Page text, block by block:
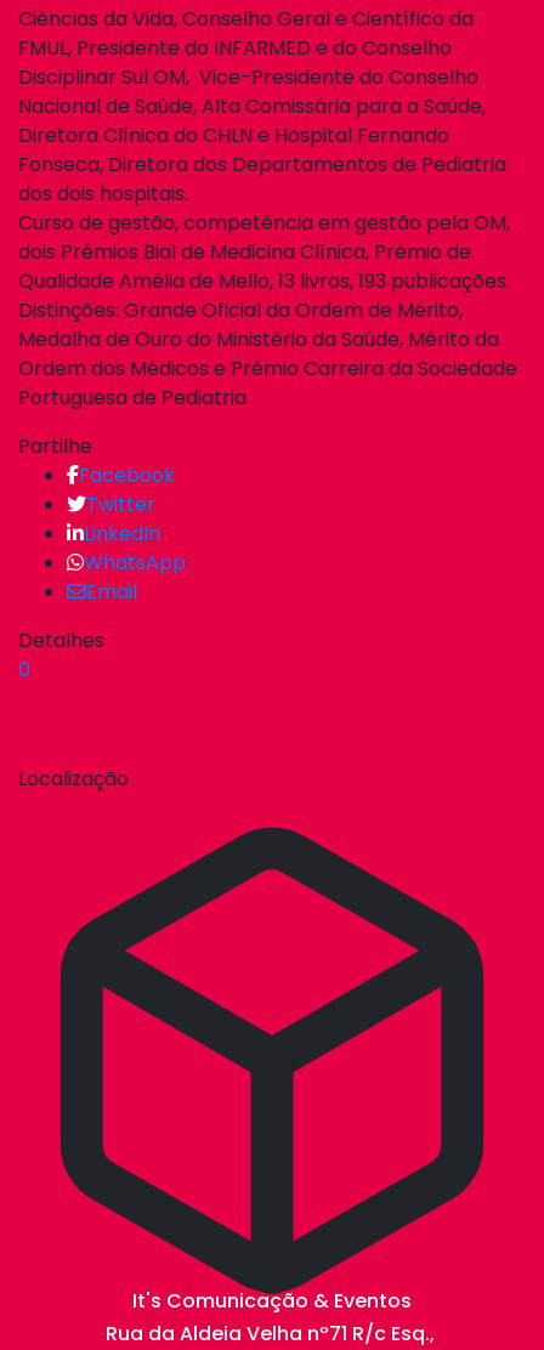
Ciências da Vida, Conselho Geral e Científico da
FMUL, Presidente do INFARMED e do Conselho
Disciplinar Sul OM, Vice-Presidente do Conselho
Nacional de Saúde, Alta Comissária para a Saúde,
Diretora Clínica do CHLN e Hospital Fernando
Fonseca, Diretora dos Departamentos de Pediatria
dos dois hospitais.
Curso de gestão, competência em gestão pela OM,
dois Prémios Bial de Medicina Clínica, Prémio de
Qualidade Amélia de Mello, 13 livros, 193 publicações.
Distinções: Grande Oficial da Ordem de Mérito,
Medalha de Ouro do Ministério da Saúde, Mérito da
Ordem dos Médicos e Prémio Carreira da Sociedade
Portuguesa de Pediatria
Partilhe
Facebook
Twitter
LinkedIn
WhatsApp
Email
Detalhes
0
Localização
It's Comunicação & Eventos
Rua da Aldeia Velha nº71 R/c Esq.,